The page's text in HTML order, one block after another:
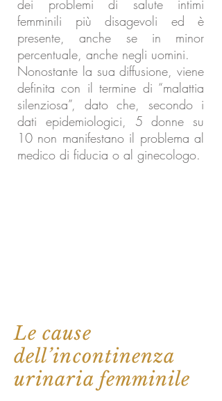
dei problemi di salute intimi
femminili più disagevoli ed è
presente, anche se in minor
percentuale, anche negli uomini.
Nonostante la sua diffusione, viene
definita con il termine di “malattia
silenziosa”, dato che, secondo i
dati epidemiologici, 5 donne su
10 non manifestano il problema al
medico di fiducia o al ginecologo.
Le cause
dell’incontinenza
urinaria femminile